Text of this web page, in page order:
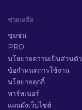
ช่วยเหลือ
ชุมชน
PRO
นโยบายความเป็นส่วนตัว
ข้อกำหนดการใช้งาน
นโยบายคุกกี้
พาร์ทเนอร์
แผนผังเว็บไซต์